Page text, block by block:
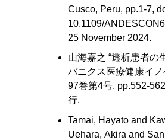
Cusco, Peru, pp.1-7,
10.1109/
25 November 2024.
山海嘉之 “透析患者の
バニクス医療健康イ
97巻第4号, pp.552-
行.
Tamai, Hayato and
Uehara, Akira and